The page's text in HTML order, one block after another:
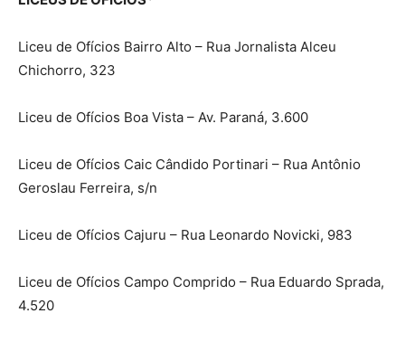
Liceu de Ofícios Bairro Alto – Rua Jornalista Alceu
Chichorro, 323
Liceu de Ofícios Boa Vista – Av. Paraná, 3.600
Liceu de Ofícios Caic Cândido Portinari – Rua Antônio
Geroslau Ferreira, s/n
Liceu de Ofícios Cajuru – Rua Leonardo Novicki, 983
Liceu de Ofícios Campo Comprido – Rua Eduardo Sprada,
4.520